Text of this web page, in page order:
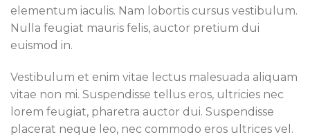
elementum iaculis. Nam lobortis cursus vestibulum.
Nulla feugiat mauris felis, auctor pretium dui
euismod in.
Vestibulum et enim vitae lectus malesuada aliquam
vitae non mi. Suspendisse tellus eros, ultricies nec
lorem feugiat, pharetra auctor dui. Suspendisse
placerat neque leo, nec commodo eros ultrices vel.